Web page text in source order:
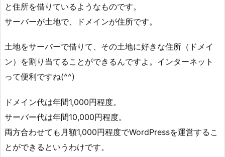
と住所を借りているようなものです。
サーバーが土地で、ドメインが住所です。
土地をサーバーで借りて、その土地に好きな住所（ドメイ
ン）を割り当てることができるんですよ。インターネット
って便利ですね(^^)
ドメイン代は年間1,000円程度。
サーバー代は年間10,000円程度。
両方合わせても月額1,000円程度でWordPressを運営するこ
とができるというわけです。